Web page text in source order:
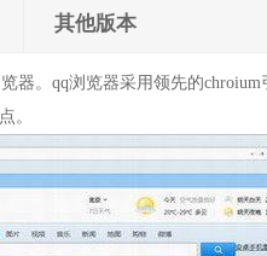
其他版本
器。qq浏览器采用领先的
。